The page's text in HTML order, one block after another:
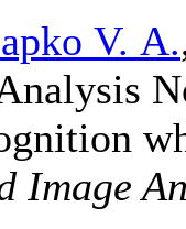
V. A.
Image